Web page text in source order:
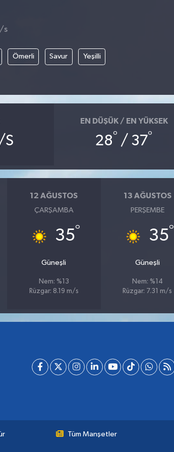
s
Ömerli Savur Yeşilli
S
EN DÜŞÜK / EN YÜKSEK
28° / 37°
12 AĞUSTOS
ÇARŞAMBA
35°
Güneşli
Nem: %13
Rüzgar: 8.19 m/s
13 AĞUSTOS
PERŞEMBE
35°
Güneşli
Nem: %14
Rüzgar: 7.31 m/s
Tüm Manşetler